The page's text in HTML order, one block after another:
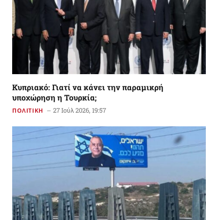
Κυπριακό: Γιατί να κάνει την παραμικρή
υποχώρηση η Τουρκία;
ΠΟΛΙΤΙΚΗ 27 Ιούλ 2026, 19:57